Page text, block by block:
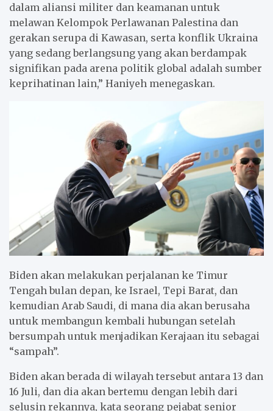
dalam aliansi militer dan keamanan untuk
melawan Kelompok Perlawanan Palestina dan
gerakan serupa di Kawasan, serta konflik Ukraina
yang sedang berlangsung yang akan berdampak
signifikan pada arena politik global adalah sumber
keprihatinan lain,” Haniyeh menegaskan.
Biden akan melakukan perjalanan ke Timur
Tengah bulan depan, ke Israel, Tepi Barat, dan
kemudian Arab Saudi, di mana dia akan berusaha
untuk membangun kembali hubungan setelah
bersumpah untuk menjadikan Kerajaan itu sebagai
“sampah”.
Biden akan berada di wilayah tersebut antara 13 dan
16 Juli, dan dia akan bertemu dengan lebih dari
selusin rekannya, kata seorang pejabat senior